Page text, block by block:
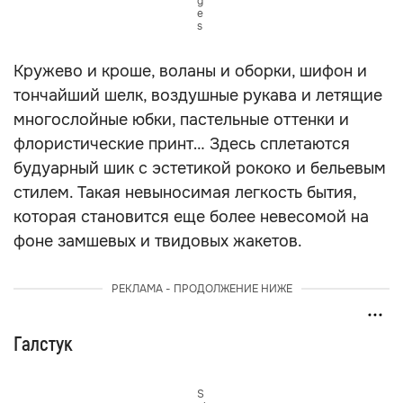
e
s
Кружево и кроше, воланы и оборки, шифон и
тончайший шелк, воздушные рукава и летящие
многослойные юбки, пастельные оттенки и
флористические принт… Здесь сплетаются
будуарный шик с эстетикой рококо и бельевым
стилем. Такая невыносимая легкость бытия,
которая становится еще более невесомой на
фоне замшевых и твидовых жакетов.
РЕКЛАМА - ПРОДОЛЖЕНИЕ НИЖЕ
Галстук
S